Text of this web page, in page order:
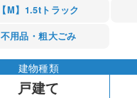
【M】1.5tトラック
不用品・粗大ごみ
建物種類
戸建て